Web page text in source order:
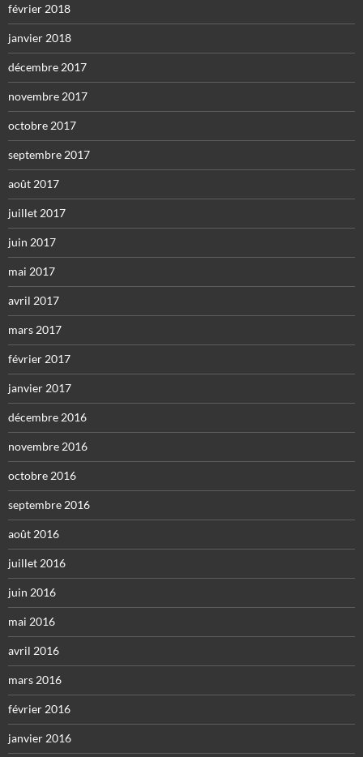
février 2018
janvier 2018
décembre 2017
novembre 2017
octobre 2017
septembre 2017
août 2017
juillet 2017
juin 2017
mai 2017
avril 2017
mars 2017
février 2017
janvier 2017
décembre 2016
novembre 2016
octobre 2016
septembre 2016
août 2016
juillet 2016
juin 2016
mai 2016
avril 2016
mars 2016
février 2016
janvier 2016